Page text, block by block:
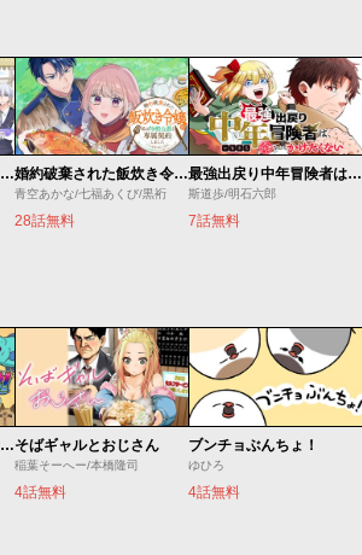
聖女様をお探しでしたら妹で間違いありません。さあどうぞお連れください、今すぐ。 婚約破棄された飯炊き令嬢の私は冷酷公爵と専属契約しました～ですが胃袋を掴んだ結果、冷たかった公爵様がどんどん優しくなっています～
青空あかな/七福あくび/黒裄
28話無料
最強出戻り中年冒険者は、今さら命なんてかけたくない
斯道歩/明石六郎
7話無料
学習マンガ・理科 ウサウサ！そばギャルとおじさん
稲葉そーへー/本橋隆司
4話無料
ブンチョぶんちょ！
ゆひろ
4話無料